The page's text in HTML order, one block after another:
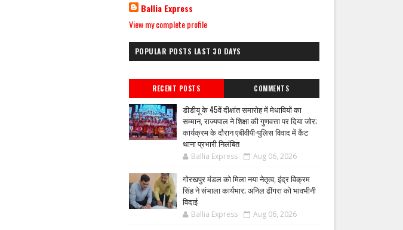
Ballia Express
View my complete profile
POPULAR POSTS LAST 30 DAYS
RECENT POSTS COMMENTS
डीडीयू के 45वें दीक्षांत समारोह में मेधावियों का
सम्मान, राज्यपाल ने शिक्षा की गुणवत्ता पर दिया जोर;
कार्यक्रम के दौरान एबीवीपी-पुलिस विवाद में कैंट
थाना प्रभारी निलंबित
Ballia Express Aug 06, 2026
गोरखपुर मंडल को मिला नया नेतृत्व, इंद्र विक्रम
सिंह ने संभाला कार्यभार; अनिल ढींगरा को भावभीनी
विदाई
Ballia Express Aug 06, 2026